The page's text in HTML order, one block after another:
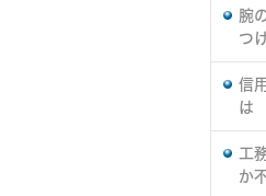
腕
つ
信
は
工
か